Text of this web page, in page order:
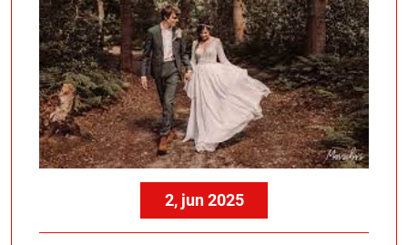
2, jun 2025